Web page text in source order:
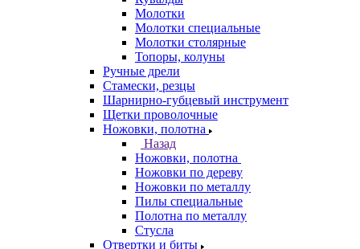
Молотки
Молотки специальные
Молотки столярные
Топоры, колуны
Ручные дрели
Стамески, резцы
Шарнирно-губцевый инструмент
Щетки проволочные
Ножовки, полотна
Назад
Ножовки, полотна
Ножовки по дереву
Ножовки по металлу
Пилы специальные
Полотна по металлу
Стусла
Отвертки и биты